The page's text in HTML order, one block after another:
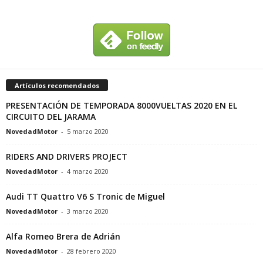
Artículos recomendados
PRESENTACIÓN DE TEMPORADA 8000VUELTAS 2020 EN EL
CIRCUITO DEL JARAMA
NovedadMotor - 5 marzo 2020
RIDERS AND DRIVERS PROJECT
NovedadMotor - 4 marzo 2020
Audi TT Quattro V6 S Tronic de Miguel
NovedadMotor - 3 marzo 2020
Alfa Romeo Brera de Adrián
NovedadMotor - 28 febrero 2020